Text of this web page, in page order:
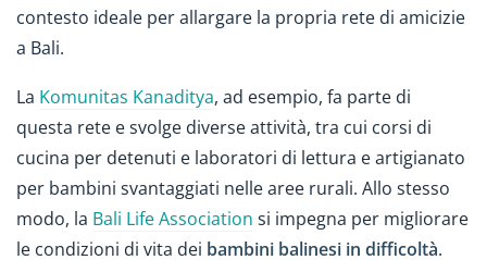
contesto ideale per allargare la propria rete di amicizie
a Bali.
La Komunitas Kanaditya, ad esempio, fa parte di
questa rete e svolge diverse attività, tra cui corsi di
cucina per detenuti e laboratori di lettura e artigianato
per bambini svantaggiati nelle aree rurali. Allo stesso
modo, la Bali Life Association si impegna per migliorare
le condizioni di vita dei bambini balinesi in difficoltà.